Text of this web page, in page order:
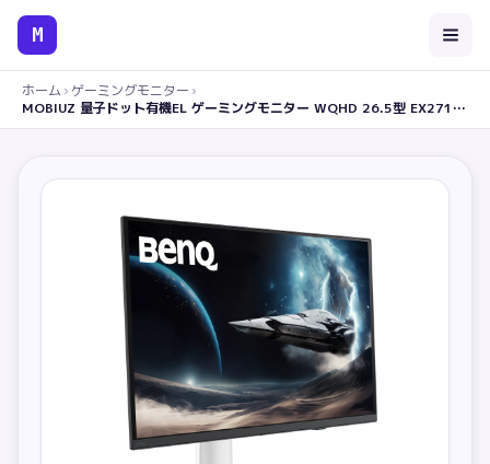
M
ホーム › ゲーミングモニター ›
MOBIUZ 量子ドット有機EL ゲーミングモニター WQHD 26.5型 EX271QZ